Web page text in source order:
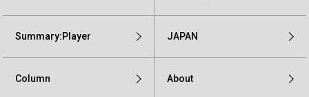
Summary:Player JAPAN
Column About